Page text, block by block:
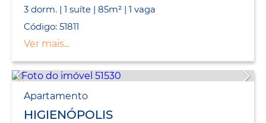
3 dorm. | 1 suíte | 85m² | 1 vaga
Código: 51811
Ver mais...
Apartamento
HIGIENÓPOLIS